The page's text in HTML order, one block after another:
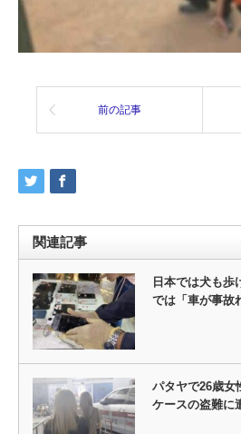
前の記事
関連記事
日本では犬も歩
では「車が事故
パタヤで26歳女
ケースの盗難に